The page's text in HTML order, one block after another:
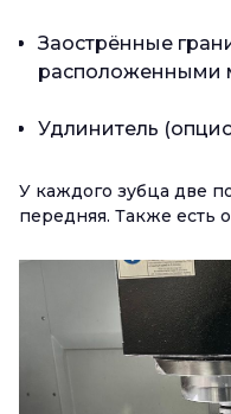
Заострённые
расположенными
Удлинитель
У каждого зубца две
передняя. Также есть